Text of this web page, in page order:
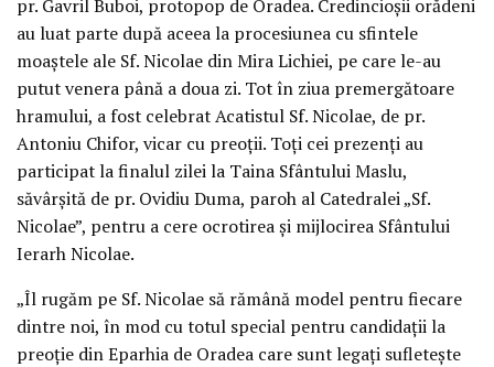
pr. Gavril Buboi, protopop de Oradea. Credincioșii orădeni
au luat parte după aceea la procesiunea cu sfintele
moaștele ale Sf. Nicolae din Mira Lichiei, pe care le-au
putut venera până a doua zi. Tot în ziua premergătoare
hramului, a fost celebrat Acatistul Sf. Nicolae, de pr.
Antoniu Chifor, vicar cu preoții. Toți cei prezenți au
participat la finalul zilei la Taina Sfântului Maslu,
săvârșită de pr. Ovidiu Duma, paroh al Catedralei „Sf.
Nicolae”, pentru a cere ocrotirea și mijlocirea Sfântului
Ierarh Nicolae.
„Îl rugăm pe Sf. Nicolae să rămână model pentru fiecare
dintre noi, în mod cu totul special pentru candidații la
preoție din Eparhia de Oradea care sunt legați sufletește